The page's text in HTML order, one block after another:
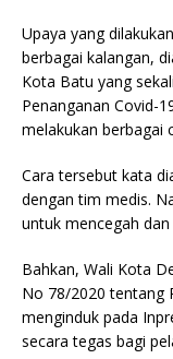
Upaya yang
berbagai kalangan,
Kota Batu yang
Penanganan Covid-
melakukan berbagai
Cara tersebut kata
dengan tim medis.
untuk mencegah
Bahkan, Wali Kota
No 78/2020 tentang
menginduk pada
secara tegas bagi